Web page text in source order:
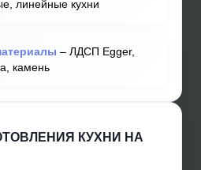
линейные кухни
– ЛДСП Egger,
камень
КУХНИ НА